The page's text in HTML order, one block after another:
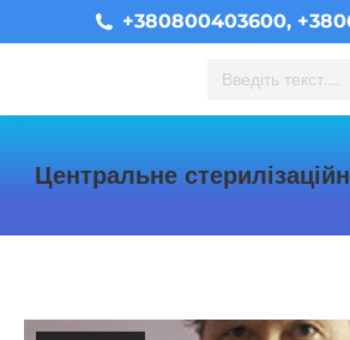
+380800403600,
Search:
Центральне